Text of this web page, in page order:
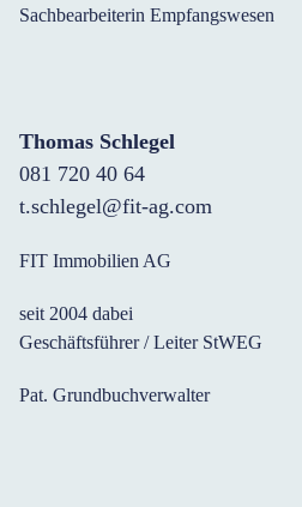
Sachbearbeiterin Empfangswesen
Thomas Schlegel
081 720 40 64
t.schlegel@fit-ag.com
FIT Immobilien AG
seit 2004 dabei
Geschäftsführer / Leiter StWEG
Pat. Grundbuchverwalter